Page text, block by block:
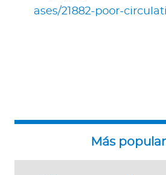
ases/21882-poor-